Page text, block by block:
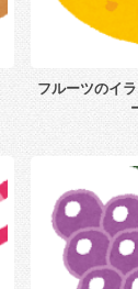
フルーツのイ